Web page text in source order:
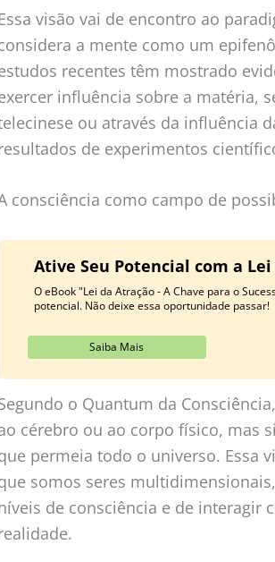
visão vai de encontro ao
a mente como um
recentes têm mostrado
influência sobre a matéria,
ou através da influência
de experimentos
consciência como campo de
Ative Seu Potencial com a
O eBook "Lei da Atração - A Chave para o
potencial. Não deixe essa oportunidade passar!
Saiba Mais
o Quantum da
cérebro ou ao corpo físico, mas
permeia todo o universo. Essa
somos seres
de consciência e de interagir